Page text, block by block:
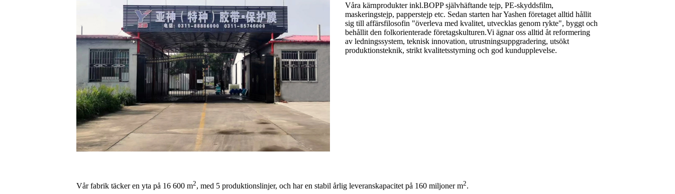
Våra kärnprodukter inkl.BOPP självhäftande tejp, PE-skyddsfilm,
maskeringstejp, papperstejp etc. Sedan starten har Yashen företaget alltid hållit
sig till affärsfilosofin "överleva med kvalitet, utvecklas genom rykte", byggt och
behållit den folkorienterade företagskulturen.Vi ägnar oss alltid åt reformering
av ledningssystem, teknisk innovation, utrustningsuppgradering, utsökt
produktionsteknik, strikt kvalitetsstyrning och god kundupplevelse.
Vår fabrik täcker en yta på 16 600 m2, med 5 produktionslinjer, och har en stabil årlig leveranskapacitet på 160 miljoner m2.